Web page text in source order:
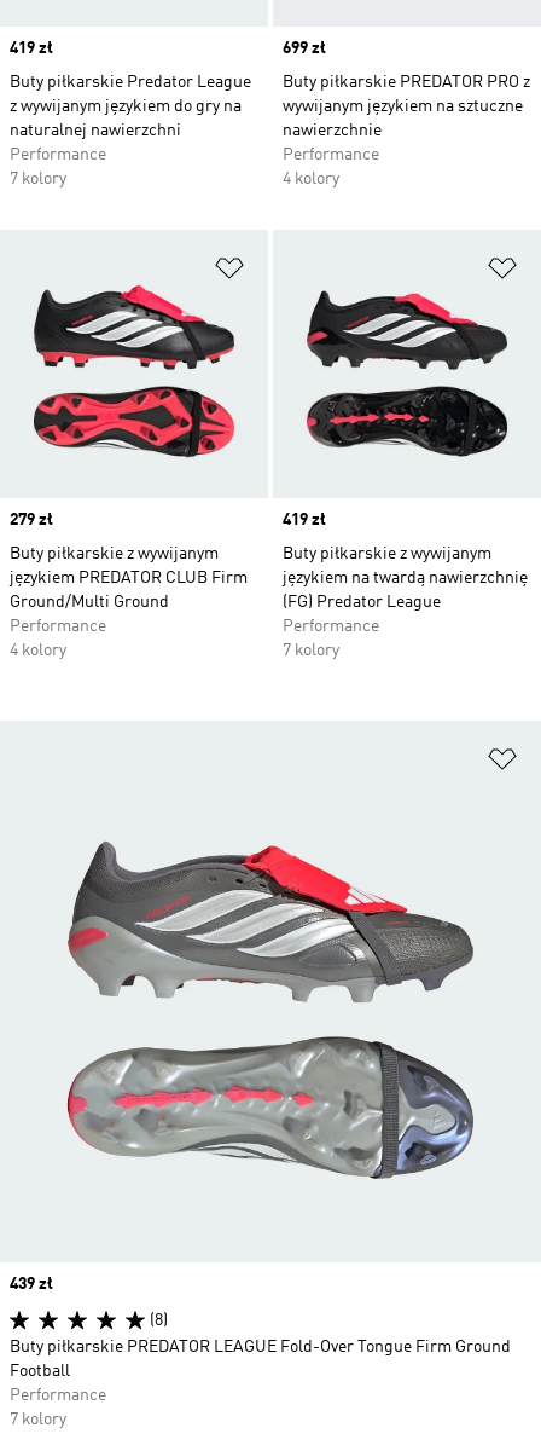
Price
419 zł
Buty piłkarskie Predator League
z wywijanym językiem do gry na
naturalnej nawierzchni
Performance
7 kolory
Price
699 zł
Buty piłkarskie PREDATOR PRO z
wywijanym językiem na sztuczne
nawierzchnie
Performance
4 kolory
Price
279 zł
Buty piłkarskie z wywijanym
językiem PREDATOR CLUB Firm
Ground/Multi Ground
Performance
4 kolory
Price
419 zł
Buty piłkarskie z wywijanym
językiem na twardą nawierzchnię
(FG) Predator League
Performance
7 kolory
Price
439 zł
(8)
Buty piłkarskie PREDATOR LEAGUE Fold-Over Tongue Firm Ground
Football
Performance
7 kolory